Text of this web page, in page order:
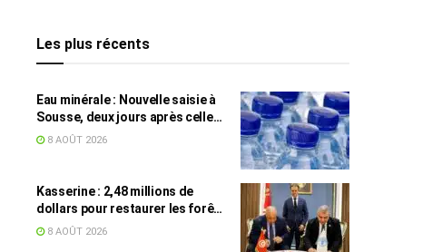
Les plus récents
Eau minérale : Nouvelle saisie à
Sousse, deux jours après celle
des grossistes
8 AOÛT 2026
Kasserine : 2,48 millions de
dollars pour restaurer les forêts
de pin d’Alep
8 AOÛT 2026